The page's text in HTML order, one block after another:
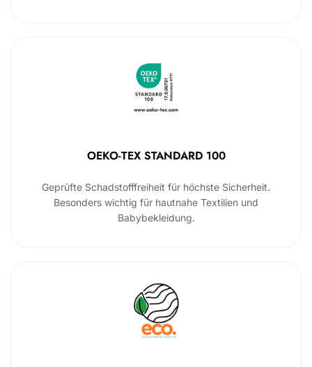
OEKO-TEX STANDARD 100
Geprüfte Schadstofffreiheit für höchste Sicherheit.
Besonders wichtig für hautnahe Textilien und
Babybekleidung.